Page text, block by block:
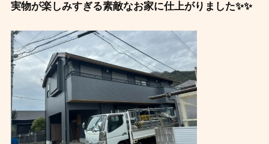
実物が楽しみすぎる素敵なお家に仕上がりました✨✨